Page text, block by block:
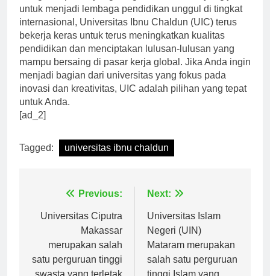
Dengan reputasi yang sangat baik dan visi yang jelas
untuk menjadi lembaga pendidikan unggul di tingkat
internasional, Universitas Ibnu Chaldun (UIC) terus
bekerja keras untuk terus meningkatkan kualitas
pendidikan dan menciptakan lulusan-lulusan yang
mampu bersaing di pasar kerja global. Jika Anda ingin
menjadi bagian dari universitas yang fokus pada
inovasi dan kreativitas, UIC adalah pilihan yang tepat
untuk Anda.
universitas ibnu chaldun
Universitas Ciputra
Makassar
merupakan salah
satu perguruan tinggi
Universitas Islam
Negeri (UIN)
Mataram merupakan
salah satu perguruan